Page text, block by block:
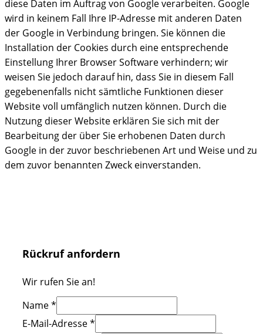
diese Daten im Auftrag von Google verarbeiten. Google
wird in keinem Fall Ihre IP-Adresse mit anderen Daten
der Google in Verbindung bringen. Sie können die
Installation der Cookies durch eine entsprechende
Einstellung Ihrer Browser Software verhindern; wir
weisen Sie jedoch darauf hin, dass Sie in diesem Fall
gegebenenfalls nicht sämtliche Funktionen dieser
Website voll umfänglich nutzen können. Durch die
Nutzung dieser Website erklären Sie sich mit der
Bearbeitung der über Sie erhobenen Daten durch
Google in der zuvor beschriebenen Art und Weise und zu
dem zuvor benannten Zweck einverstanden.
Rückruf anfordern
Wir rufen Sie an!
Name*
E-Mail-Adresse*